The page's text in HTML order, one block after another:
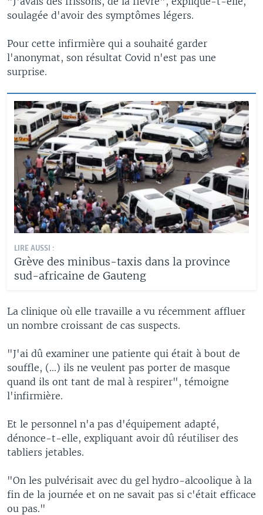
soulagée d'avoir des symptômes légers.
Pour cette infirmière qui a souhaité garder
l'anonymat, son résultat Covid n'est pas une
surprise.
LIRE AUSSI :
Grève des minibus-taxis dans la province
sud-africaine de Gauteng
La clinique où elle travaille a vu récemment affluer
un nombre croissant de cas suspects.
"J'ai dû examiner une patiente qui était à bout de
souffle, (...) ils ne veulent pas porter de masque
quand ils ont tant de mal à respirer", témoigne
l'infirmière.
Et le personnel n'a pas d'équipement adapté,
dénonce-t-elle, expliquant avoir dû réutiliser des
tabliers jetables.
"On les pulvérisait avec du gel hydro-alcoolique à la
fin de la journée et on ne savait pas si c'était efficace
ou pas."